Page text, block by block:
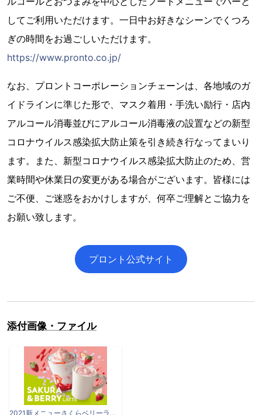
してご利用いただけます。一日中お好きなシーンでくつろ
ぎの時間をお過ごしいただけます。
https://www.pronto.co.jp/
なお、プロントコーポレーションチェーンは、各地域のガ
イドラインに準じた形で、マスク着用・手洗い励行・店内
アルコール消毒並びにアルコール消毒液の設置などの新型
コロナウイルス感染拡大防止策を引き続き行なってまいり
ます。また、新型コロナウイルス感染拡大防止のため、営
業時間や休業日の変更がある場合がございます。皆様には
ご不便、ご迷惑をおかけしますが、何卒ご理解とご協力を
お願い致します。
プロント公式サイト
添付画像・ファイル
2021新メニューさくらベリーラテ_P2101_seasonal drink A3_sakura_0125-01.jpg